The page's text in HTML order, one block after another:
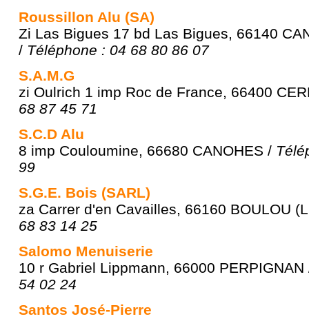
Roussillon Alu (SA)
Zi Las Bigues 17 bd Las Bigues, 66140
/ Téléphone : 04 68 80 86 07
S.A.M.G
zi Oulrich 1 imp Roc de France, 66400
68 87 45 71
S.C.D Alu
8 imp Couloumine, 66680 CANOHES /
99
S.G.E. Bois (SARL)
za Carrer d'en Cavailles, 66160 BOULOU
68 83 14 25
Salomo Menuiserie
10 r Gabriel Lippmann, 66000
54 02 24
Santos José-Pierre